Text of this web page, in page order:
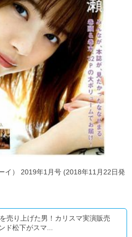
イ） 2019年1月号 (2018年11月22日発
売り上げた男！カリスマ実演販売
ド松下がスマ...